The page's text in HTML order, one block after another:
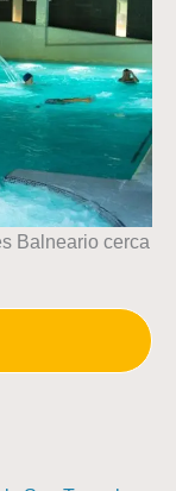
Balneario cerca